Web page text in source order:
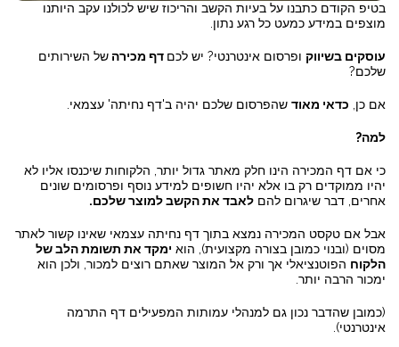
בטיפ הקודם כתבנו על בעיות הקשב והריכוז שיש לכולנו עקב היותנו
מוצפים במידע כמעט כל רגע נתון.
עוסקים בשיווק ופרסום אינטרנטי? יש לכם דף מכירה של השירותים
שלכם?
אם כן, כדאי מאוד שהפרסום שלכם יהיה ב'דף נחיתה' עצמאי.
למה?
כי אם דף המכירה הינו חלק מאתר גדול יותר, הלקוחות שיכנסו אליו לא
יהיו ממוקדים רק בו אלא יהיו חשופים למידע נוסף ופרסומים שונים
אחרים, דבר שיגרום להם לאבד את הקשב למוצר שלכם.
אבל אם טקסט המכירה נמצא בתוך דף נחיתה עצמאי שאינו קשור לאתר
מסוים (ובנוי כמובן בצורה מקצועית), הוא ימקד את תשומת הלב של
הלקוח הפוטנציאלי אך ורק אל המוצר שאתם רוצים למכור, ולכן הוא
ימכור הרבה יותר.
(כמובן שהדבר נכון גם למנהלי עמותות המפעילים דף התרמה
אינטרנטי).